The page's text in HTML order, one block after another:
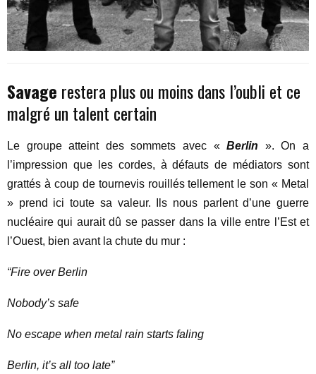
Savage restera plus ou moins dans l’oubli et ce
malgré un talent certain
Le groupe atteint des sommets avec «Berlin
». On a
l’impression que les cordes, à défauts de médiators sont
grattés à coup de tournevis rouillés tellement le son « Metal
» prend ici toute sa valeur. Ils nous parlent d’une guerre
nucléaire qui aurait dû se passer dans la ville entre l’Est et
l’Ouest, bien avant la chute du mur :
“Fire over Berlin
Nobody’s safe
No escape when metal rain starts faling
Berlin, it’s all too late”